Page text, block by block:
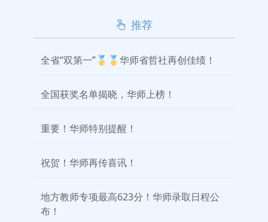
推荐
全省“双第一”🥇🥇华师省哲社再创佳绩！
全国获奖名单揭晓，华师上榜！
重要！华师特别提醒！
祝贺！华师再传喜讯！
地方教师专项最高623分！华师录取日程公
布！